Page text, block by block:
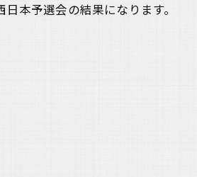
本予選会の結果になります。